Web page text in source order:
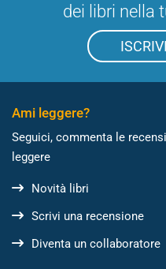
dei libri nella
Ami leggere?
Seguici, commenta le
leggere
Novità libri
Scrivi una recensione
Diventa un collaboratore